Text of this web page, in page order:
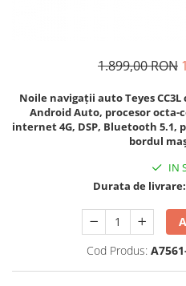
Navigatii Mitsubishi
Navigatii Volvo
Navigatii KIA
Navigatii Chevrolet
Navigatii Honda
Navigatii Jeep
1.899,00 RON
Noile navigații auto Teyes CC3L
Android Auto, procesor octa-
internet 4G, DSP, Bluetooth
bordul
IN
Durata de livrare:
Cod Produs: